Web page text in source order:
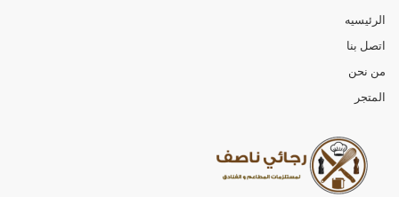
الرئيسيه
اتصل بنا
من نحن
المتجر